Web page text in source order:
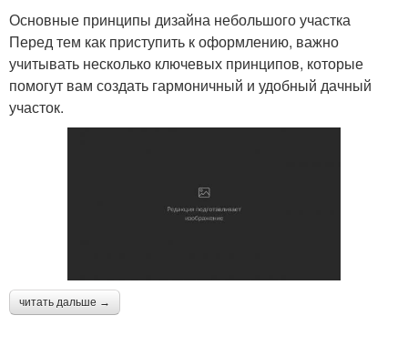
Основные принципы дизайна небольшого участка
Перед тем как приступить к оформлению, важно
учитывать несколько ключевых принципов, которые
помогут вам создать гармоничный и удобный дачный
участок.
читать дальше →